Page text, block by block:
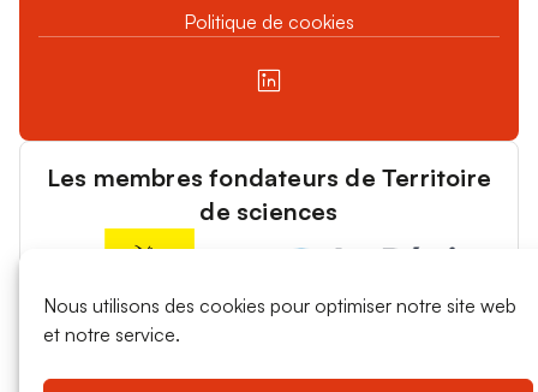
Nous utilisons des cookies pour optimiser notre site web
et notre service.
Politique de cookies
Les membres fondateurs de Territoire
de sciences